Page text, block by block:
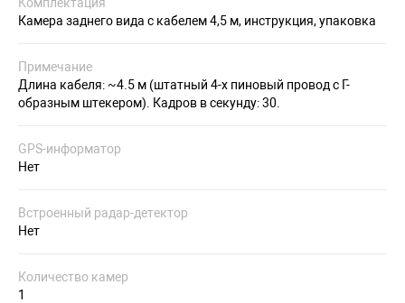
Камера заднего вида с кабелем 4,5 м, инструкция, упаковка
Примечание
Длина кабеля: ~4.5 м (штатный 4-х пиновый провод с Г-
образным штекером). Кадров в секунду: 30.
GPS-информатор
Нет
Встроенный радар-детектор
Нет
Количество камер
1